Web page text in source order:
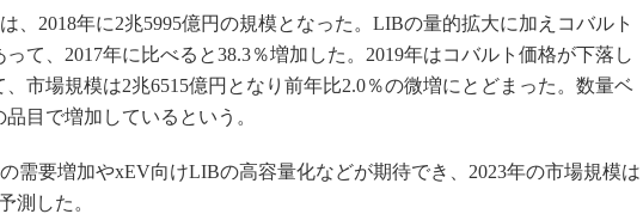
「英語に愛されないエンジニア」の
ための新行動論
、2018年に2兆5995億円の規模となった。LIBの量的拡大に加えコバルト
て、2017年に比べると38.3％増加した。2019年はコバルト価格が下落し
、市場規模は2兆6515億円となり前年比2.0％の微増にとどまった。数量ベ
目で増加しているという。
需要増加やxEV向けLIBの高容量化などが期待でき、2023年の市場規模は
測した。